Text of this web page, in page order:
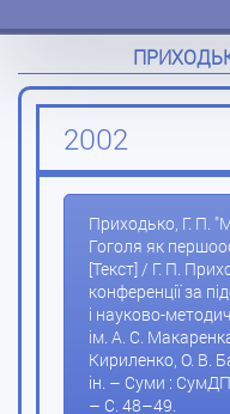
2002
Приходько, Г. П.
Гоголя як
[Текст] / Г. П.
конференції за
і науково-
ім. А. С.
Кириленко, О. В.
ін. – Суми :
– С. 48–49.